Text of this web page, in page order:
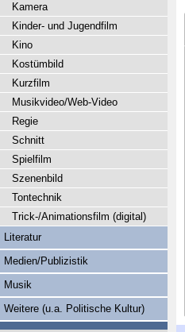
Kamera
Kinder- und Jugendfilm
Kino
Kostümbild
Kurzfilm
Musikvideo/Web-Video
Regie
Schnitt
Spielfilm
Szenenbild
Tontechnik
Trick-/Animationsfilm (digital)
Literatur
Medien/Publizistik
Musik
Weitere (u.a. Politische Kultur)